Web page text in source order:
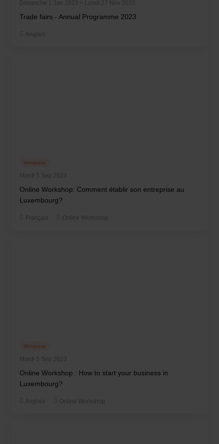
Dimanche 1 Jan 2023 > Lundi 27 Nov 2023
Trade fairs - Annual Programme 2023
Anglais
Mardi 5 Sep 2023
Webinaire
Online Workshop: Comment établir son entreprise au
Luxembourg?
Français Online Workshop
Mardi 5 Sep 2023
Webinaire
Online Workshop : How to start your business in
Luxembourg?
Anglais Online Workshop